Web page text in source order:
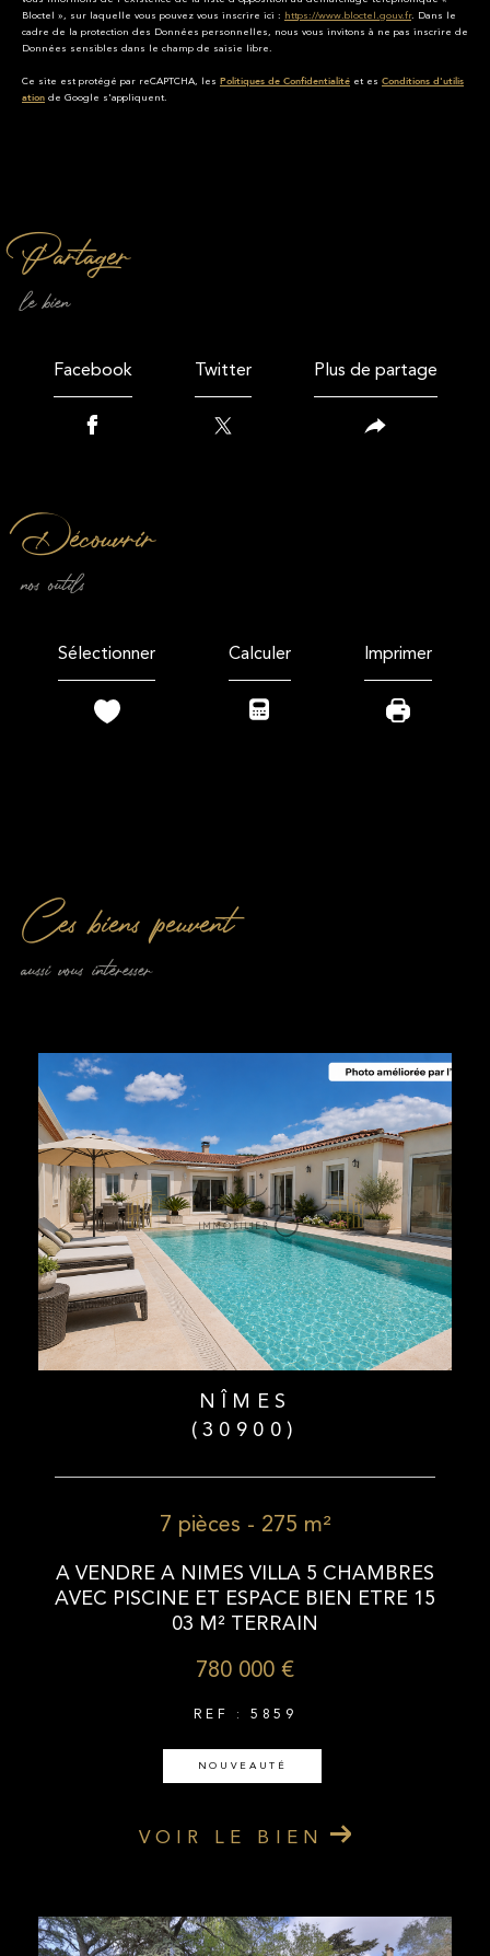
Bloctel », sur laquelle vous pouvez vous inscrire ici : https://www.bloctel.gouv.fr. Dans le
cadre de la protection des Données personnelles, nous vous invitons à ne pas inscrire de
Données sensibles dans le champ de saisie libre.
Ce site est protégé par reCAPTCHA, les Politiques de Confidentialité et es Conditions d'utilis
ation de Google s'appliquent.
partager
le bien
Facebook Twitter Plus de partage
découvrir
nos outils
Sélectionner Calculer Imprimer
Ces biens peuvent
aussi vous intéresser
NÎMES
(30900)
7 pièces - 275 m²
A VENDRE A NIMES VILLA 5 CHAMBRES
AVEC PISCINE ET ESPACE BIEN ETRE 15
03 M² TERRAIN
780 000 €
REF : 5859
NOUVEAUTÉ
VOIR LE BIEN